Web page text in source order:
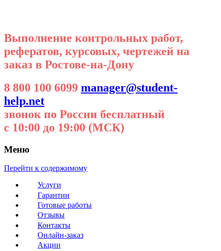
Выполнение контрольных работ,
рефератов, курсовых, чертежей на
заказ в Ростове-на-Дону
8 800 100 6099 manager@student-
help.net
звонок по России бесплатный
с 10:00 до 19:00 (МСК)
Меню
Перейти к содержимому
Услуги
Гарантии
Готовые работы
Отзывы
Контакты
Онлайн-заказ
Акции